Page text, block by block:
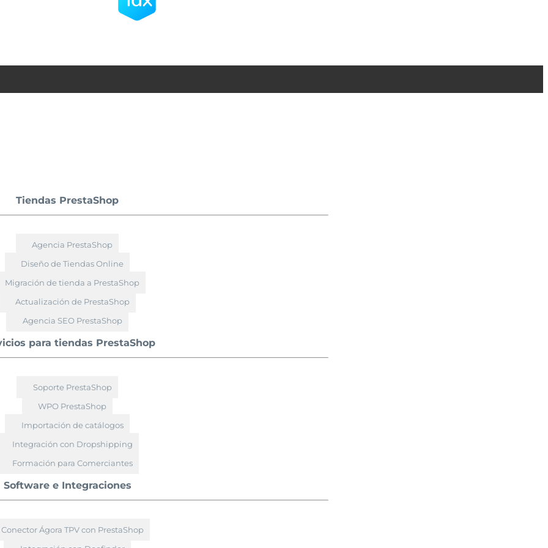
Tiendas PrestaShop
Agencia PrestaShop
Diseño de Tiendas Online
Migración de tienda a PrestaShop
Actualización de PrestaShop
Agencia SEO PrestaShop
para tiendas PrestaShop
Soporte PrestaShop
WPO PrestaShop
Importación de catálogos
Integración con Dropshipping
Formación para Comerciantes
Software e Integraciones
Conector Ágora TPV con PrestaShop